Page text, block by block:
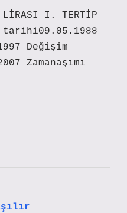
LİRASI I. TERTİP
Değişim
Zamanaşımı